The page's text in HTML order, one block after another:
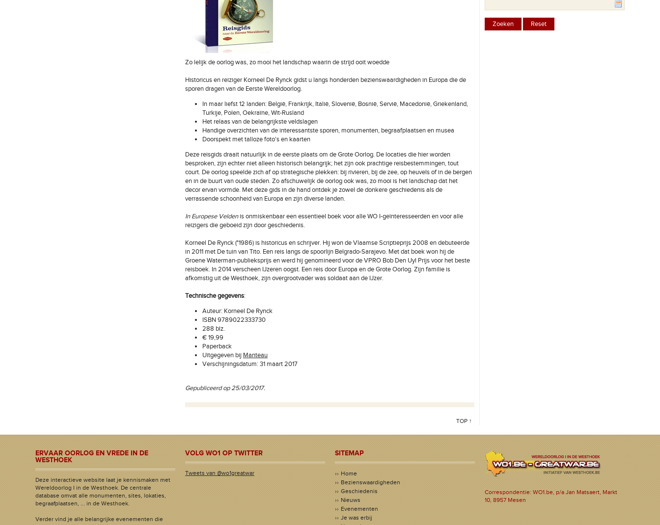
Zo lelijk de oorlog was, zo mooi het landschap waarin de strijd ooit woedde
Historicus en reiziger Korneel De Rynck gidst u langs honderden bezienswaardigheden in Europa die de
sporen dragen van de Eerste Wereldoorlog.
In maar liefst 12 landen: België, Frankrijk, Italië, Slovenië, Bosnië, Servië, Macedonië, Griekenland,
Turkije, Polen, Oekraïne, Wit-Rusland
Het relaas van de belangrijkste veldslagen
Handige overzichten van de interessantste sporen, monumenten, begraafplaatsen en musea
Doorspekt met talloze foto's en kaarten
Deze reisgids draait natuurlijk in de eerste plaats om de Grote Oorlog. De locaties die hier worden
besproken, zijn echter niet alleen historisch belangrijk; het zijn ook prachtige reisbestemmingen, tout
court. De oorlog speelde zich af op strategische plekken: bij rivieren, bij de zee, op heuvels of in de bergen
en in de buurt van oude steden. Zo afschuwelijk de oorlog ook was, zo mooi is het landschap dat het
decor ervan vormde. Met deze gids in de hand ontdek je zowel de donkere geschiedenis als de
verrassende schoonheid van Europa en zijn diverse landen.
In Europese Veldenis onmiskenbaar een essentieel boek voor alle WO I-geïnteresseerden en voor alle
reizigers die geboeid zijn door geschiedenis.
Korneel De Rynck (°1986) is historicus en schrijver. Hij won de Vlaamse Scriptieprijs 2008 en debuteerde
in 2011 met De tuin van Tito. Een reis langs de spoorlijn Belgrado-Sarajevo. Met dat boek won hij de
Groene Waterman-publieksprijs en werd hij genomineerd voor de VPRO Bob Den Uyl Prijs voor het beste
reisboek. In 2014 verscheen IJzeren oogst. Een reis door Europa en de Grote Oorlog. Zijn familie is
afkomstig uit de Westhoek, zijn overgrootvader was soldaat aan de IJzer.
Technische gegevens:
Auteur: Korneel De Rynck
ISBN 9789022333730
288 blz.
€ 19,99
Paperback
Uitgegeven bij Manteau
Verschijningsdatum: 31 maart 2017
Gepubliceerd op 25/03/2017.
TOP ↑
ERVAAR OORLOG EN VREDE IN DE
WESTHOEK
Deze interactieve website laat je kennismaken met
Wereldoorlog I in de Westhoek. De centrale
database omvat alle monumenten, sites, lokaties,
begraafplaatsen, ... in de Westhoek.
Verder vind je alle belangrijke evenementen die
VOLG WO1 OP TWITTER
Tweets van @wo1greatwar
SITEMAP
Home
Bezienswaardigheden
Geschiedenis
Nieuws
Evenementen
Je was erbij
Correspondentie: WO1.be, p/a Jan Matsaert, Markt
10, 8957 Mesen